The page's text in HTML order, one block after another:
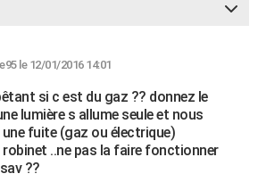
le 12/01/2016 14:01
si c est du gaz ?? donnez le
lumière s allume seule et nous
fuite (gaz ou électrique)
..ne pas la faire fonctionner
??